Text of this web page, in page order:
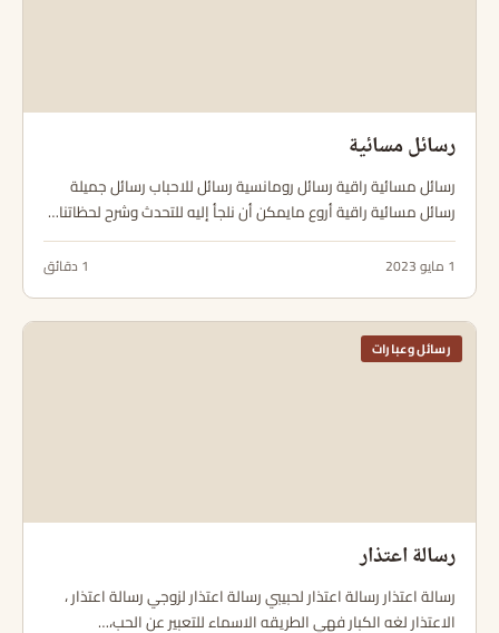
رسائل مسائية
رسائل مسائية راقية رسائل رومانسية رسائل للاحباب رسائل جميلة
رسائل مسائية راقية أروع مايمكن أن نلجأ إليه للتحدث وشرح لحظاتنا…
1 مايو 2023 1 دقائق
رسائل وعبارات
رسالة اعتذار
رسالة اعتذار رسالة اعتذار لحبيبي رسالة اعتذار لزوجي رسالة اعتذار ،
الاعتذار لغه الكبار فهي الطريقه الاسماء للتعبير عن الحب،…